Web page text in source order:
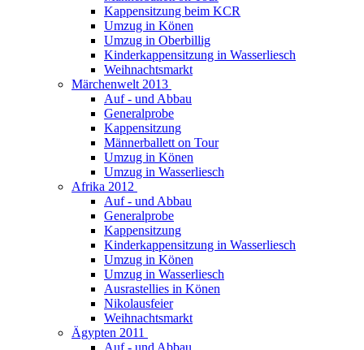
Kappensitzung beim KCR
Umzug in Könen
Umzug in Oberbillig
Kinderkappensitzung in Wasserliesch
Weihnachtsmarkt
Märchenwelt 2013
Auf - und Abbau
Generalprobe
Kappensitzung
Männerballett on Tour
Umzug in Könen
Umzug in Wasserliesch
Afrika 2012
Auf - und Abbau
Generalprobe
Kappensitzung
Kinderkappensitzung in Wasserliesch
Umzug in Könen
Umzug in Wasserliesch
Ausrastellies in Könen
Nikolausfeier
Weihnachtsmarkt
Ägypten 2011
Auf - und Abbau